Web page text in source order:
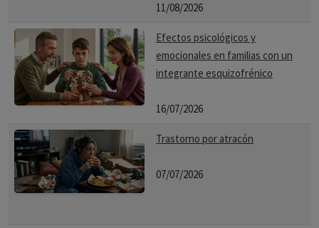
11/08/2026
Efectos psicológicos y
emocionales en familias con un
integrante esquizofrénico
16/07/2026
Trastorno por atracón
07/07/2026